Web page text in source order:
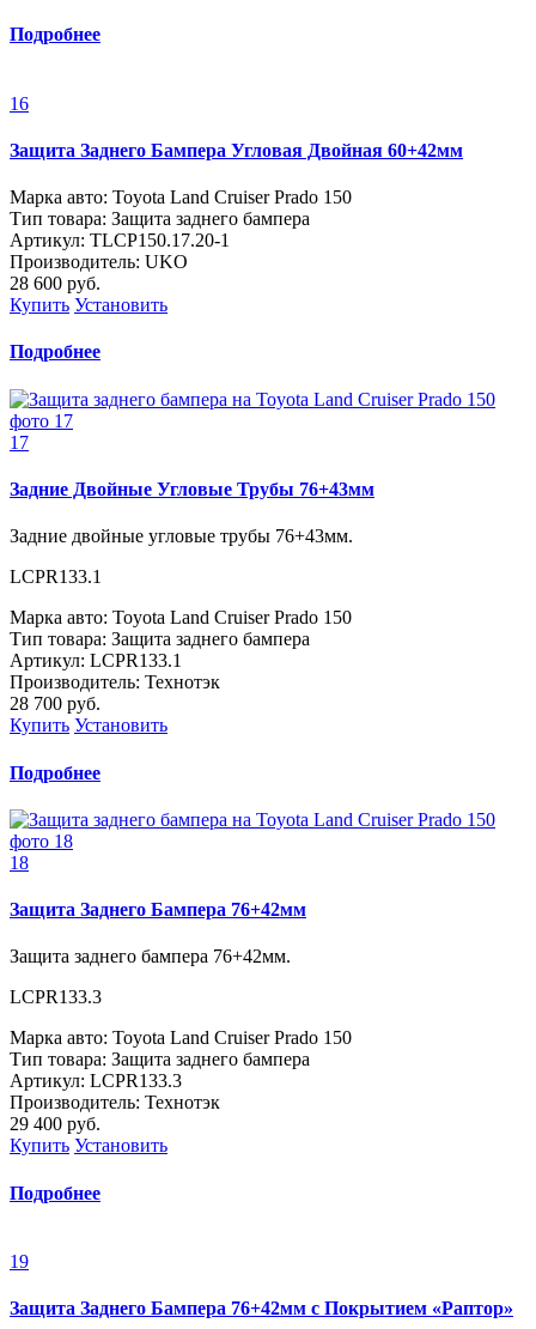
Подробнее
16
Защита Заднего Бампера Угловая Двойная 60+42мм
Марка авто: Toyota Land Cruiser Prado 150
Тип товара: Защита заднего бампера
Артикул: TLСP150.17.20-1
Производитель: UKO
28 600 руб.
Купить Установить
Подробнее
17
Задние Двойные Угловые Трубы 76+43мм
Задние двойные угловые трубы 76+43мм.
LCPR133.1
Марка авто: Toyota Land Cruiser Prado 150
Тип товара: Защита заднего бампера
Артикул: LCPR133.1
Производитель: Технотэк
28 700 руб.
Купить Установить
Подробнее
18
Защита Заднего Бампера 76+42мм
Защита заднего бампера 76+42мм.
LCPR133.3
Марка авто: Toyota Land Cruiser Prado 150
Тип товара: Защита заднего бампера
Артикул: LCPR133.3
Производитель: Технотэк
29 400 руб.
Купить Установить
Подробнее
19
Защита Заднего Бампера 76+42мм с Покрытием «Раптор»